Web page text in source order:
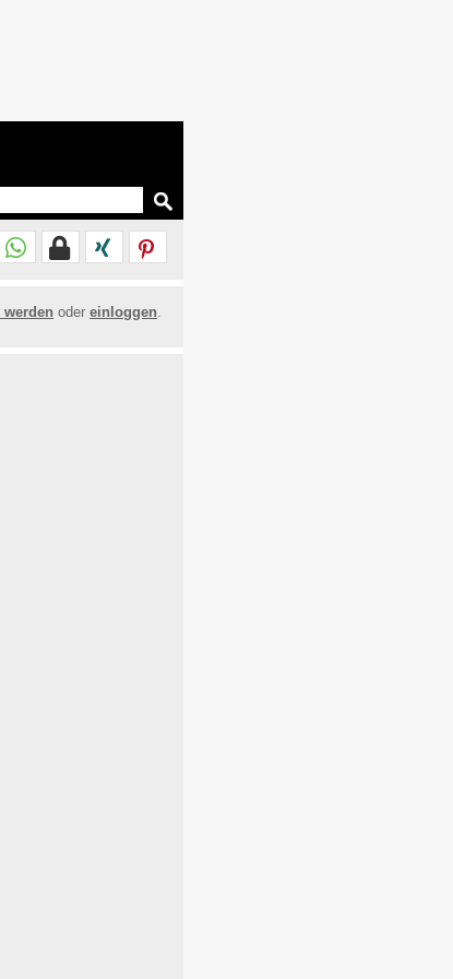
oder einloggen.